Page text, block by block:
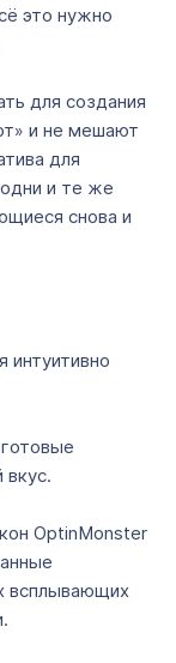
это нужно
для создания
и не мешают
для
и те же
снова и
интуитивно
OptinMonster
всплывающих